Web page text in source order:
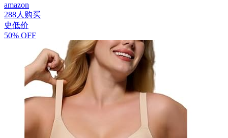
amazon
288人购买
史低价
50% OFF